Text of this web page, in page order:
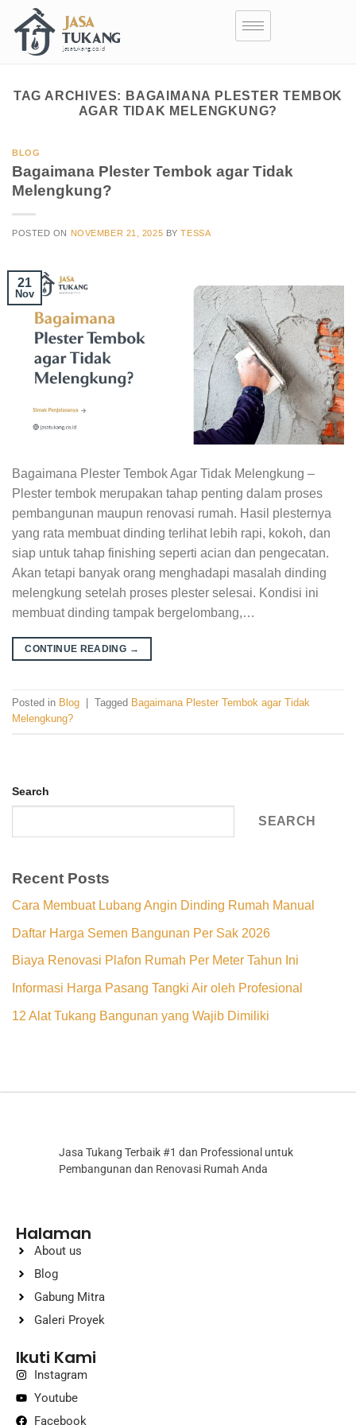
TAG ARCHIVES: BAGAIMANA PLESTER TEMBOK
AGAR TIDAK MELENGKUNG?
BLOG
Bagaimana Plester Tembok agar Tidak
Melengkung?
POSTED ON NOVEMBER 21, 2025 BYTESSA
21
Nov
Bagaimana Plester Tembok Agar Tidak Melengkung –
Plester tembok merupakan tahap penting dalam proses
pembangunan maupun renovasi rumah. Hasil plesternya
yang rata membuat dinding terlihat lebih rapi, kokoh, dan
siap untuk tahap finishing seperti acian dan pengecatan.
Akan tetapi banyak orang menghadapi masalah dinding
melengkung setelah proses plester selesai. Kondisi ini
membuat dinding tampak bergelombang,…
CONTINUE READING →
Posted in Blog Tagged Bagaimana Plester Tembok agar Tidak
Melengkung?
Search
SEARCH
Recent Posts
Cara Membuat Lubang Angin Dinding Rumah Manual
Daftar Harga Semen Bangunan Per Sak 2026
Biaya Renovasi Plafon Rumah Per Meter Tahun Ini
Informasi Harga Pasang Tangki Air oleh Profesional
12 Alat Tukang Bangunan yang Wajib Dimiliki
Jasa Tukang Terbaik #1 dan Professional untuk
Pembangunan dan Renovasi Rumah Anda
Halaman
About us
Blog
Gabung Mitra
Galeri Proyek
Ikuti Kami
Instagram
Youtube
Facebook